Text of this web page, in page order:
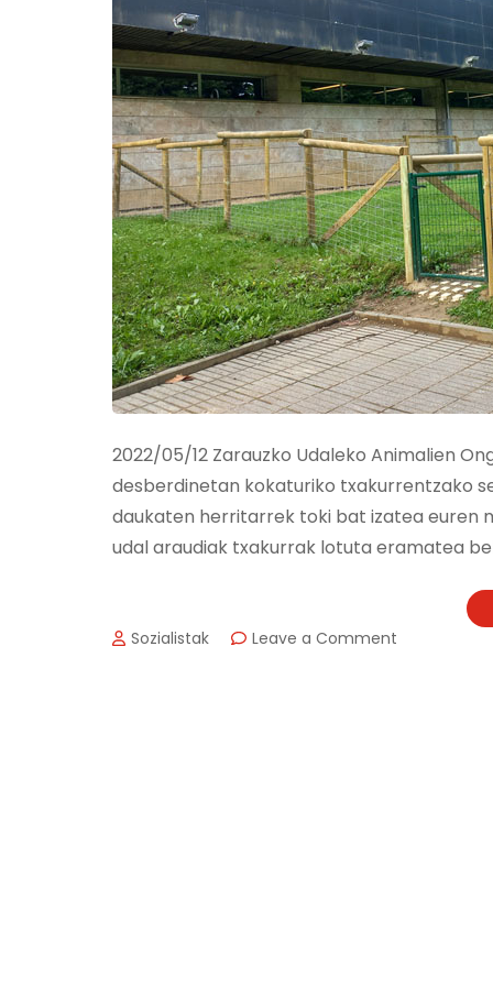
2022/05/12 Zarauzko Udaleko Animalien
desberdinetan kokaturiko txakurrentzako
daukaten herritarrek toki bat izatea euren
udal araudiak txakurrak lotuta eramatea
Sozialistak Leave a Comment